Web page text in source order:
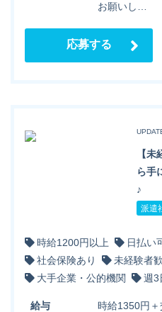
お願いし…
応募する
【
ら手
♪
派遣
時給1200円以上 日払い
社会保険あり
未経験者
大手企業・公的機関
週3
給与
時給1350円